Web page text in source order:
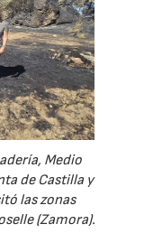
Medio
de Castilla y
las zonas
(Zamora).